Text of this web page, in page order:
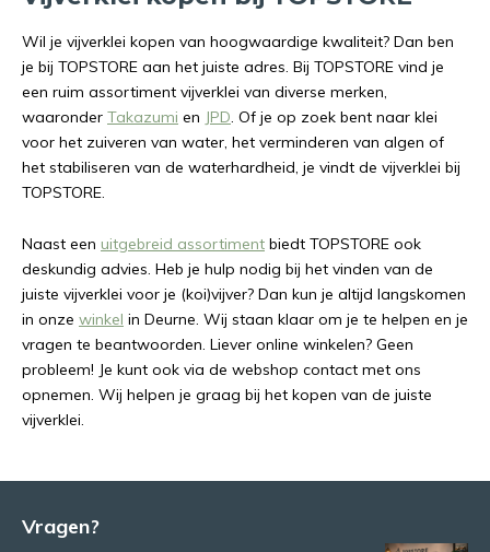
Wil je vijverklei kopen van hoogwaardige kwaliteit? Dan ben
je bij TOPSTORE aan het juiste adres. Bij TOPSTORE vind je
een ruim assortiment vijverklei van diverse merken,
waaronder Takazumi en JPD. Of je op zoek bent naar klei
voor het zuiveren van water, het verminderen van algen of
het stabiliseren van de waterhardheid, je vindt de vijverklei bij
TOPSTORE.
Naast een uitgebreid assortiment biedt TOPSTORE ook
deskundig advies. Heb je hulp nodig bij het vinden van de
juiste vijverklei voor je (koi)vijver? Dan kun je altijd langskomen
in onze winkel in Deurne. Wij staan klaar om je te helpen en je
vragen te beantwoorden. Liever online winkelen? Geen
probleem! Je kunt ook via de webshop contact met ons
opnemen. Wij helpen je graag bij het kopen van de juiste
vijverklei.
Vragen?